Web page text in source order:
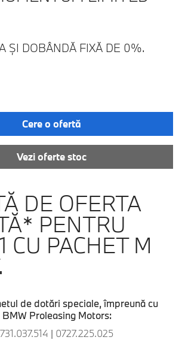
ȘI DOBÂNDĂ FIXĂ DE 0%.
Cere o ofertă
Vezi oferte stoc
DE OFERTA
PENTRU
CU PACHET M
de dotări speciale, împreună cu
Proleasing Motors:
| 0727.225.025